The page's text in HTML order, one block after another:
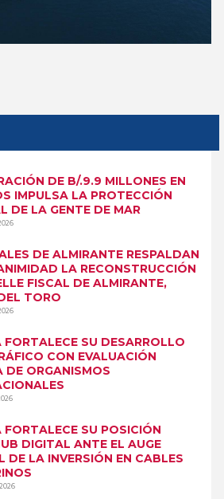
DE B/.9.9 MILLONES EN
IMPULSA LA PROTECCIÓN
DE LA GENTE DE MAR
DE ALMIRANTE RESPALDAN
LA RECONSTRUCCIÓN
FISCAL DE ALMIRANTE,
TORO
FORTALECE SU DESARROLLO
CON EVALUACIÓN
DE ORGANISMOS
FORTALECE SU POSICIÓN
DIGITAL ANTE EL AUGE
DE LA INVERSIÓN EN CABLES